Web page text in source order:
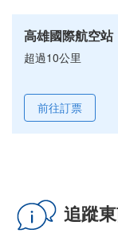
高雄國際航空站
超過10公里
前往訂票
追蹤